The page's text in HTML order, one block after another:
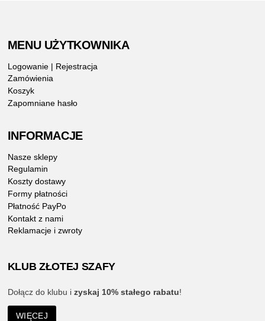
MENU UŻYTKOWNIKA
Logowanie | Rejestracja
Zamówienia
Koszyk
Zapomniane hasło
INFORMACJE
Nasze sklepy
Regulamin
Koszty dostawy
Formy płatności
Płatność PayPo
Kontakt z nami
Reklamacje i zwroty
KLUB ZŁOTEJ SZAFY
Dołącz do klubu i zyskaj 10% stałego rabatu!
WIĘCEJ